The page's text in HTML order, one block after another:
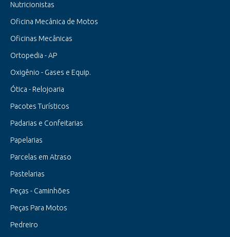
Nutricionistas
Oficina Mecânica de Motos
Oficinas Mecânicas
Ortopedia - AP
Oxigênio - Gases e Equip.
Ótica - Relojoaria
Pacotes Turísticos
Padarias e Confeitarias
Papelarias
Parcelas em Atraso
Pastelarias
Peças - Caminhões
Peças Para Motos
Pedreiro